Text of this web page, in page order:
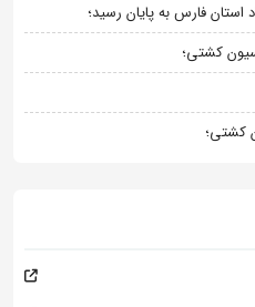
فارس به پایان رسید؛
کشتی؛
کشتی؛